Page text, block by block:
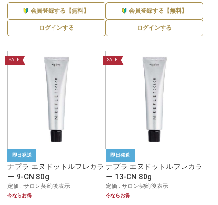
会員登録する【無料】
ログインする
会員登録する【無料】
ログインする
SALE
即日発送
ナプラ エヌドットルフレカラ
ー 9-CN 80g
定価 : サロン契約後表示
今ならお得
SALE
即日発送
ナプラ エヌドットルフレカラ
ー 13-CN 80g
定価 : サロン契約後表示
今ならお得